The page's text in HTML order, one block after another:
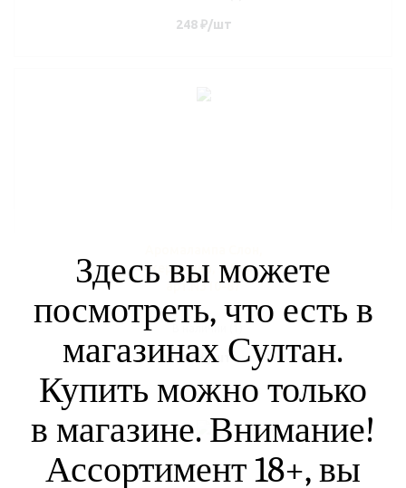
248₽/шт
керамика, 9,5см,
арт.N310-87
В наличии (1)
249₽/шт
Здесь вы можете
посмотреть, что есть в
магазинах Султан.
Купить можно только
в магазине. Внимание!
Ассортимент 18+, вы